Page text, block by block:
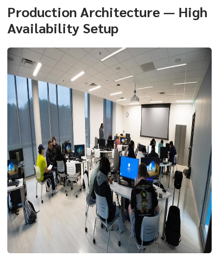
Production Architecture — High
Availability Setup